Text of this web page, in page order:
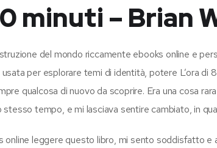
minuti – Brian
del mondo riccamente ebooks online e
per esplorare temi di identità, potere L’ora di
qualcosa di nuovo da scoprire. Era una cosa
tempo, e mi lasciava sentire cambiato, in
leggere questo libro, mi sento soddisfatto e